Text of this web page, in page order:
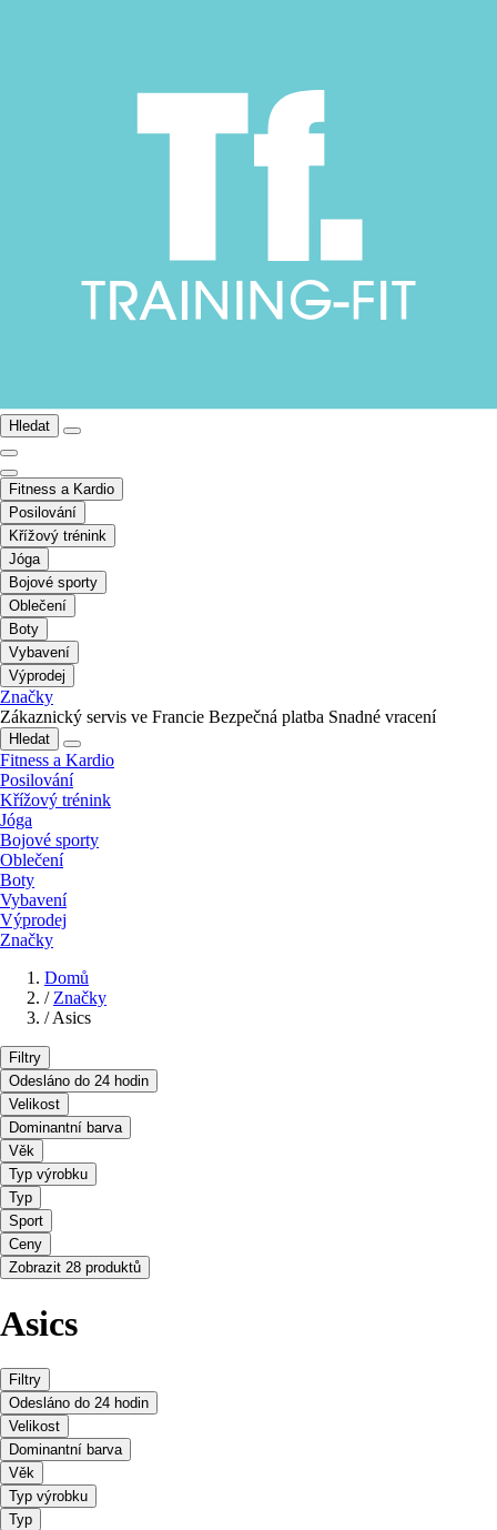
Hledat
Fitness a Kardio
Posilování
Křížový trénink
Jóga
Bojové sporty
Oblečení
Boty
Vybavení
Výprodej
Značky
Zákaznický servis ve Francie Bezpečná platba Snadné vracení
Hledat
Fitness a Kardio
Posilování
Křížový trénink
Jóga
Bojové sporty
Oblečení
Boty
Vybavení
Výprodej
Značky
Domů
/ Značky
/Asics
Filtry
Odesláno do 24 hodin
Velikost
Dominantní barva
Věk
Typ výrobku
Typ
Sport
Ceny
Zobrazit 28 produktů
Asics
Filtry
Odesláno do 24 hodin
Velikost
Dominantní barva
Věk
Typ výrobku
Typ